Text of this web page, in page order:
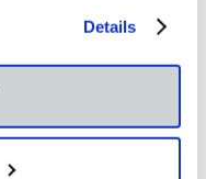
Details
2021
2021
2021
febrero